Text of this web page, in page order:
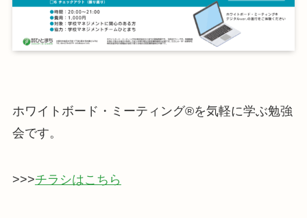
ホワイトボード・ミーティング®を気軽に学ぶ勉強
会です。
>>>チラシはこちら